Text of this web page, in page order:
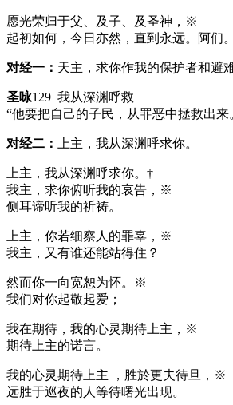
愿光荣归于父、及子、及圣神，※
起初如何，今日亦然，直到永远。阿们。
对经一： 天主，求你作我的保护者和避难
圣咏129 我从深渊呼救
“他要把自己的子民，从罪恶中拯救出来
对经二： 上主，我从深渊呼求你。
上主，我从深渊呼求你。†
我主，求你俯听我的哀告，※
侧耳谛听我的祈祷。
上主，你若细察人的罪辜，※
我主，又有谁还能站得住？
然而你一向宽恕为怀。※
我们对你起敬起爱；
我在期待，我的心灵期待上主，※
期待上主的诺言。
我的心灵期待上主 ，胜於更夫待旦，※
远胜于巡夜的人等待曙光出现。